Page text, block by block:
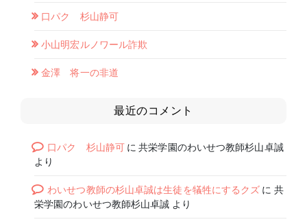
口パク 杉山静可
小山明宏ルノワール詐欺
金澤 将一の非道
最近のコメント
口パク 杉山静可に共栄学園のわいせつ教師杉山卓誠
より
わいせつ教師の杉山卓誠は生徒を犠牲にするクズ に 共
栄学園のわいせつ教師杉山卓誠 より